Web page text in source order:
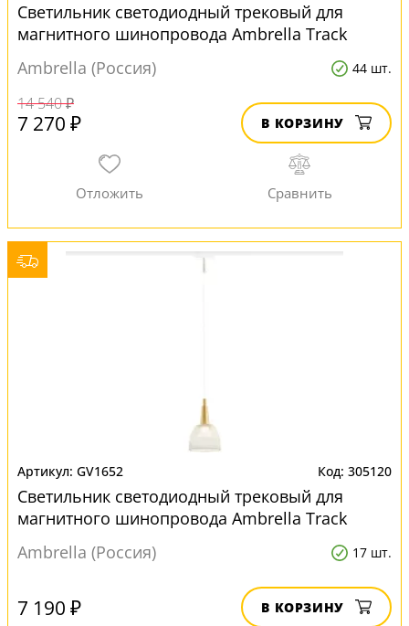
Светильник светодиодный трековый для
магнитного шинопровода Ambrella Track
System GV1644
Ambrella (Россия) 44 шт.
14 540 ₽
7 270 ₽ В КОРЗИНУ
GV1652 305120
Светильник светодиодный трековый для
магнитного шинопровода Ambrella Track
System GV1652
Ambrella (Россия) 17 шт.
7 190 ₽ В КОРЗИНУ